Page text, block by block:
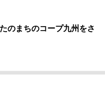
のまちのコープ九州をさ